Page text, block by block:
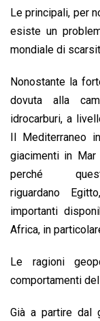
Le principali, per
esiste un
mondiale di
Nonostante la
dovuta alla
idrocarburi, a
Il Mediterraneo
giacimenti in
perché
riguardano
importanti
Africa, in
Le ragioni
comportamenti
Già a partire dal